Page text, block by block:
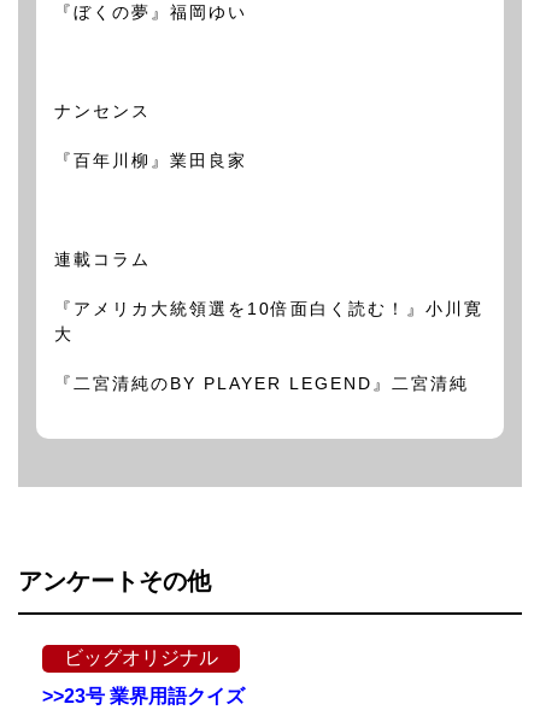
『ぼくの夢』福岡ゆい
ナンセンス
『百年川柳』業田良家
連載コラム
『アメリカ大統領選を10倍面白く読む！』小川寛
大
『二宮清純のBY PLAYER LEGEND』二宮清純
アンケートその他
ビッグオリジナル
>>23号 業界用語クイズ